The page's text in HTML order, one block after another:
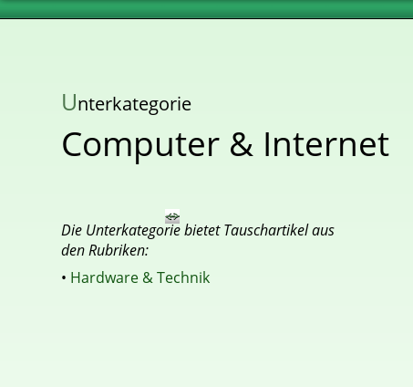
Unterkategorie
Computer & Internet
Die Unterkategorie bietet Tauschartikel aus
den Rubriken:
• Hardware & Technik